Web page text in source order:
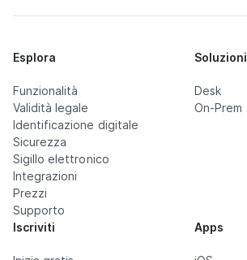
Esplora
Funzionalità
Validità legale
Identificazione digitale
Sicurezza
Sigillo elettronico
Integrazioni
Prezzi
Supporto
Soluzioni
Desk
On-Prem
Iscriviti Apps